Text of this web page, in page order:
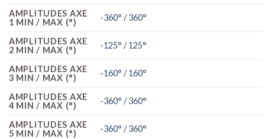
AMPLITUDES AXE
1 MIN / MAX (°)
-360° / 360°
AMPLITUDES AXE
2 MIN / MAX (°)
-125° / 125°
AMPLITUDES AXE
3 MIN / MAX (°)
-160° / 160°
AMPLITUDES AXE
4 MIN / MAX (°)
-360° / 360°
AMPLITUDES AXE
5 MIN / MAX (°)
-360° / 360°